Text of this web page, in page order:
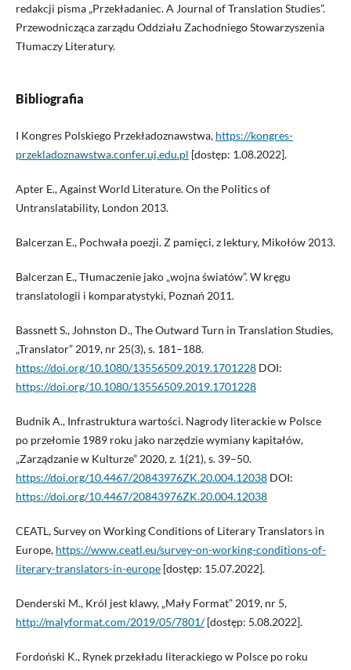
redakcji pisma „Przekładaniec. A Journal of Translation Studies”.
Przewodnicząca zarządu Oddziału Zachodniego Stowarzyszenia
Tłumaczy Literatury.
Bibliografia
I Kongres Polskiego Przekładoznawstwa, https://kongres-
przekladoznawstwa.confer.uj.edu.pl [dostęp: 1.08.2022].
Apter E., Against World Literature. On the Politics of
Untranslatability, London 2013.
Balcerzan E., Pochwała poezji. Z pamięci, z lektury, Mikołów 2013.
Balcerzan E., Tłumaczenie jako „wojna światów”. W kręgu
translatologii i komparatystyki, Poznań 2011.
Bassnett S., Johnston D., The Outward Turn in Translation Studies,
„Translator” 2019, nr 25(3), s. 181–188.
https://doi.org/10.1080/13556509.2019.1701228DOI:
https://doi.org/10.1080/13556509.2019.1701228
Budnik A., Infrastruktura wartości. Nagrody literackie w Polsce
po przełomie 1989 roku jako narzędzie wymiany kapitałów,
„Zarządzanie w Kulturze” 2020, z. 1(21), s. 39–50.
https://doi.org/10.4467/20843976ZK.20.004.12038DOI:
https://doi.org/10.4467/20843976ZK.20.004.12038
CEATL, Survey on Working Conditions of Literary Translators in
Europe, https://www.ceatl.eu/survey-on-working-conditions-of-
literary-translators-in-europe[dostęp: 15.07.2022].
Denderski M., Król jest klawy, „Mały Format” 2019, nr 5,
http://malyformat.com/2019/05/7801/[dostęp: 5.08.2022].
Fordoński K., Rynek przekładu literackiego w Polsce po roku